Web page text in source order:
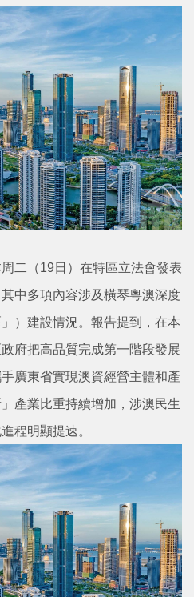
二（19日）在特區立法會發表
中多項內容涉及橫琴粵澳深度
）建設情況。報告提到，在本
府把高品質完成第一階段發展
廣東省實現澳資經營主體和產
產業比重持續增加，涉澳民生
程明顯提速。